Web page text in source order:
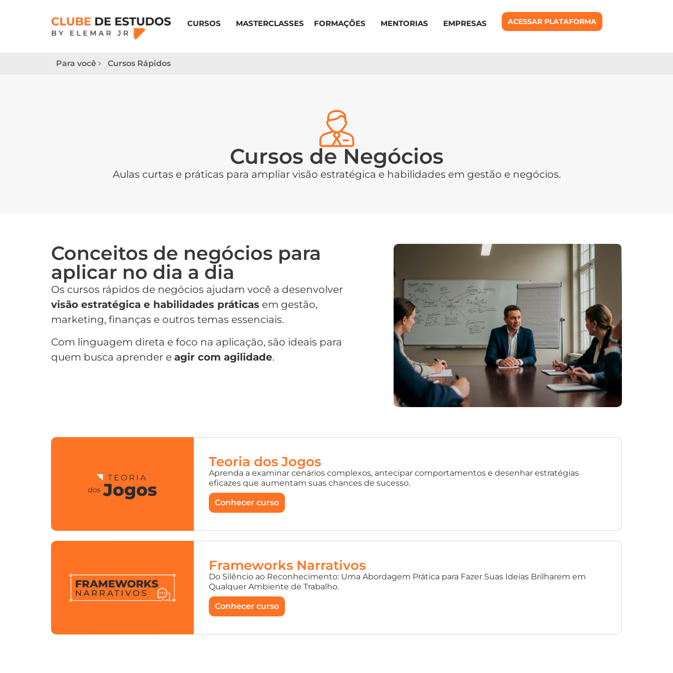
CURSOS MASTERCLASSES FORMAÇÕES MENTORIAS EMPRESAS ACESSAR PLATAFORMA
Para você Cursos Rápidos
Cursos de Negócios
Aulas curtas e práticas para ampliar visão estratégica e habilidades em gestão e negócios.
Conceitos de negócios para
aplicar no dia a dia
Os cursos rápidos de negócios ajudam você a desenvolver
visão estratégica e habilidades práticas em gestão,
marketing, finanças e outros temas essenciais.
Com linguagem direta e foco na aplicação, são ideais para
quem busca aprender e agir com agilidade.
Teoria dos Jogos
Aprenda a examinar cenários complexos, antecipar comportamentos e desenhar estratégias
eficazes que aumentam suas chances de sucesso.
Conhecer curso
Frameworks Narrativos
Do Silêncio ao Reconhecimento: Uma Abordagem Prática para Fazer Suas Ideias Brilharem em
Qualquer Ambiente de Trabalho.
Conhecer curso